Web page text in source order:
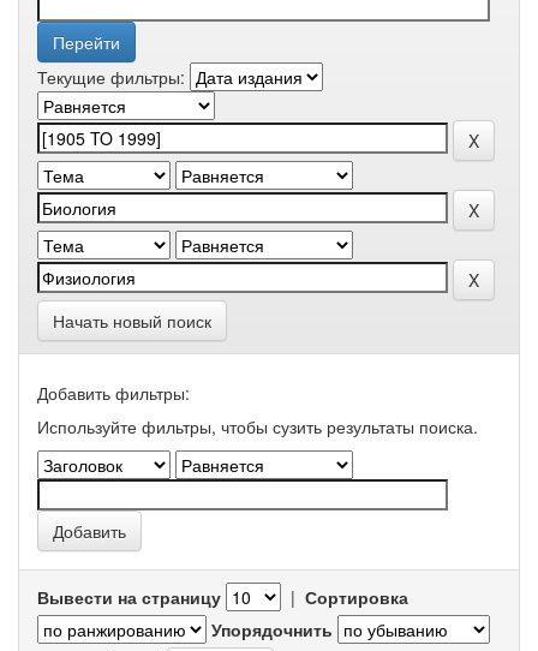
Текущие фильтры:
Начать новый поиск
Добавить фильтры:
Используйте фильтры, чтобы сузить результаты поиска.
Вывести на страницу | Сортировка
Упорядочнить